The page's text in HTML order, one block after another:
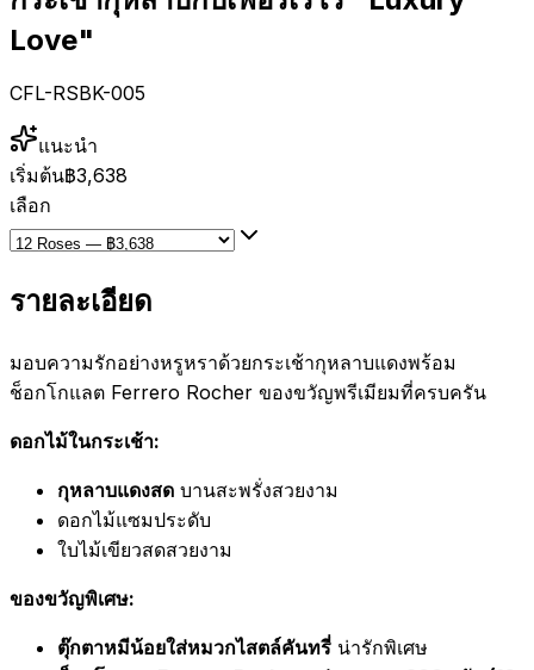
Love"
CFL-RSBK-005
แนะนำ
เริ่มต้น฿3,638
เลือก
รายละเอียด
มอบความรักอย่างหรูหราด้วยกระเช้ากุหลาบแดงพร้อม
ช็อกโกแลต Ferrero Rocher ของขวัญพรีเมียมที่ครบครัน
ดอกไม้ในกระเช้า:
กุหลาบแดงสด บานสะพรั่งสวยงาม
ดอกไม้แซมประดับ
ใบไม้เขียวสดสวยงาม
ของขวัญพิเศษ:
ตุ๊กตาหมีน้อยใส่หมวกไสตล์คันทรี่ น่ารักพิเศษ